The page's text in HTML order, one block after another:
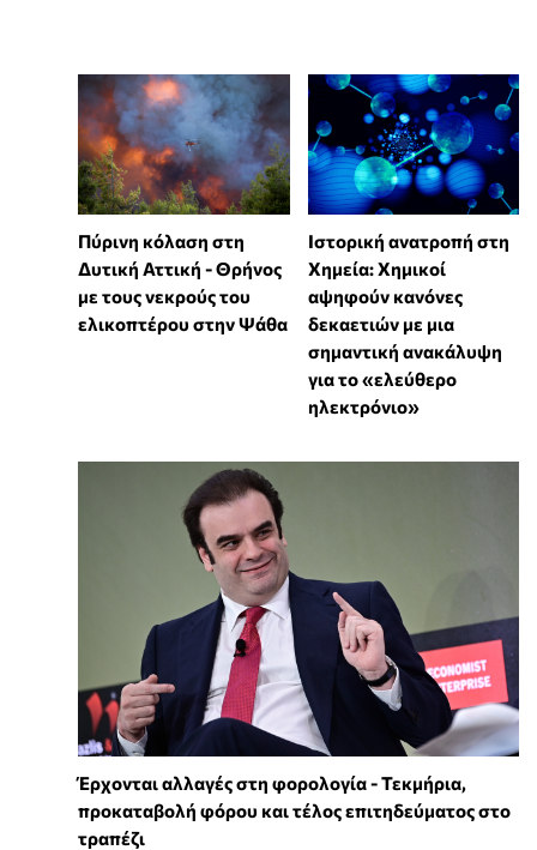
Πύρινη κόλαση στη
Δυτική Αττική - Θρήνος
με τους νεκρούς του
ελικοπτέρου στην Ψάθα
Ιστορική ανατροπή στη
Χημεία: Χημικοί
αψηφούν κανόνες
δεκαετιών με μια
σημαντική ανακάλυψη
για το «ελεύθερο
ηλεκτρόνιο»
Έρχονται αλλαγές στη φορολογία - Τεκμήρια,
προκαταβολή φόρου και τέλος επιτηδεύματος στο
τραπέζι